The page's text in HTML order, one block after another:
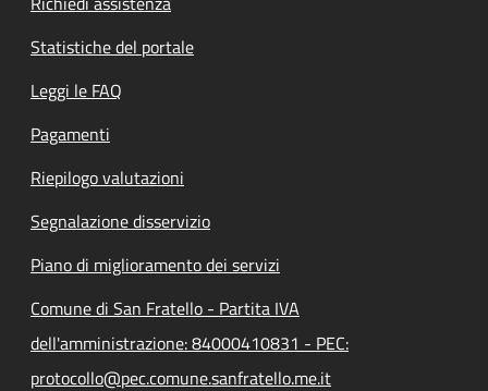
Statistiche del portale
Leggi le FAQ
Pagamenti
Riepilogo valutazioni
Segnalazione disservizio
Piano di miglioramento dei servizi
Comune di San Fratello - Partita IVA
dell'amministrazione: 84000410831 - PEC:
protocollo@pec.comune.sanfratello.me.it